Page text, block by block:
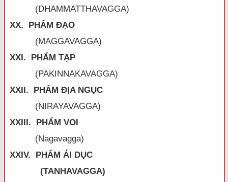
(DHAMMATTHAVAGGA)
XX. PHẨM ĐẠO
(MAGGAVAGGA)
XXI. PHẨM TẠP
(PAKINNAKAVAGGA)
XXII. PHẨM ĐỊA NGỤC
(NIRAYAVAGGA)
XXIII. PHẨM VOI
(Nagavagga)
XXIV. PHẨM ÁI DỤC
(TANHAVAGGA)